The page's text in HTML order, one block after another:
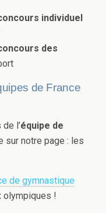
individuel
des
de France
l’équipe de
sur notre page : les
de gymnastique
olympiques !